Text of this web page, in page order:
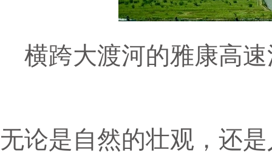
横跨大渡河的雅康高
无论是自然的壮观，还